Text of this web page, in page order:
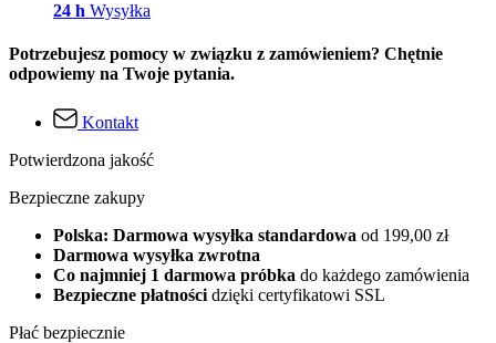
24 h Wysyłka
Potrzebujesz pomocy w związku z zamówieniem? Chętnie
odpowiemy na Twoje pytania.
Kontakt
Potwierdzona jakość
Bezpieczne zakupy
Polska: Darmowa wysyłka standardowa od 199,00 zł
Darmowa wysyłka zwrotna
Co najmniej 1 darmowa próbka do każdego zamówienia
Bezpieczne płatności dzięki certyfikatowi SSL
Płać bezpiecznie